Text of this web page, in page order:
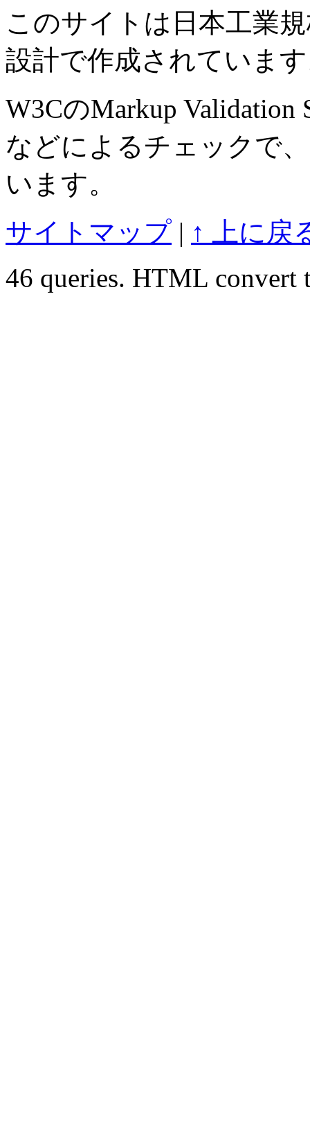
このサイトは日本工業
設計で作成されていま
W3CのMarkup Validation
などによるチェックで
います。
サイトマップ | ↑ 上に戻
46 queries. HTML convert